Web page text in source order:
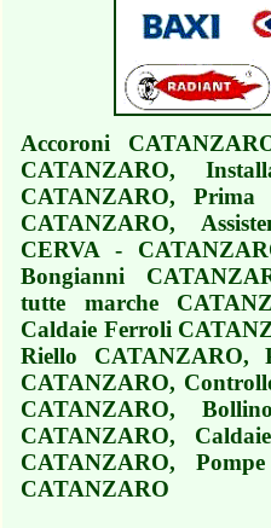
Accoroni
CATANZARO,
CATANZARO, Prima
CATANZARO,
CERVA -
Bongianni
tutte marche
Caldaie Ferroli
Riello CATANZARO,
CATANZARO,
CATANZARO,
CATANZARO,
CATANZARO,
CATANZARO